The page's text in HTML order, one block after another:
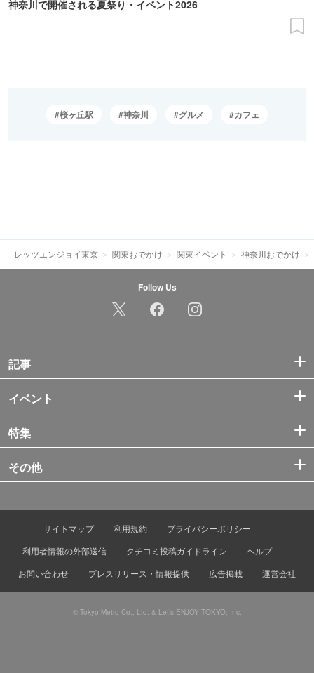
神奈川で開催される夏祭り・イベント2026
桜ヶ丘駅 神奈川 グルメ カフェ
レッツエンジョイ東京 関東おでかけ 関東イベント 神奈川おでかけ
Follow Us
記事
イベント
特集
その他
サイトマップ 利用規約
プライバシーポリシー
利用者情報の外部送信
クチコミ投稿ガイドライン
ヘルプ
お問い合わせ
プレスリリース・情報提供 広告掲載 運営会社
© Tokyo Metro Co., Ltd. & Let’s ENJOY TOKYO, Inc.